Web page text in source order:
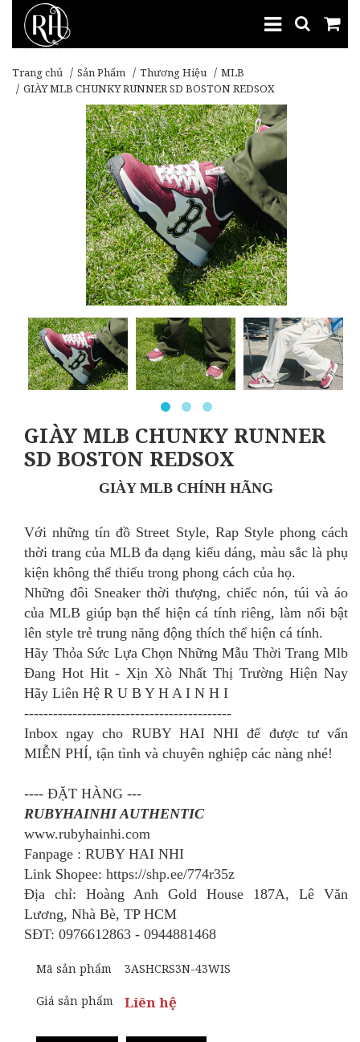
Trang chủ Sản Phẩm Thương Hiệu
MLB
GIÀY MLB CHUNKY RUNNER SD BOSTON REDSOX
GIÀY MLB CHUNKY RUNNER
SD BOSTON REDSOX
GIÀY MLB CHÍNH HÃNG
Với những tín đồ Street Style, Rap Style phong cách
thời trang của MLB đa dạng kiểu dáng, màu sắc là phụ
kiện không thể thiếu trong phong cách của họ.
Những đôi Sneaker thời thượng, chiếc nón, túi và áo
của MLB giúp bạn thể hiện cá tính riêng, làm nổi bật
lên style trẻ trung năng động thích thể hiện cá tính.
Hãy Thỏa Sức Lựa Chọn Những Mẫu Thời Trang Mlb
Đang Hot Hit - Xịn Xò Nhất Thị Trường Hiện Nay
Hãy Liên Hệ R U B Y H A I N H I
-------------------------------------------
Inbox ngay cho RUBY HAI NHI để được tư vấn
MIỄN PHÍ, tận tình và chuyên nghiệp các nàng nhé!
---- ĐẶT HÀNG ---
RUBYHAINHI AUTHENTIC
www.rubyhainhi.com
Fanpage : RUBY HAI NHI
Link Shopee: https://shp.ee/774r35z
Địa chỉ: Hoàng Anh Gold House 187A, Lê Văn
Lương, Nhà Bè, TP HCM
SĐT: 0976612863 - 0944881468
Mã sản phẩm 3ASHCRS3N-43WIS
Giá sản phẩm Liên hệ